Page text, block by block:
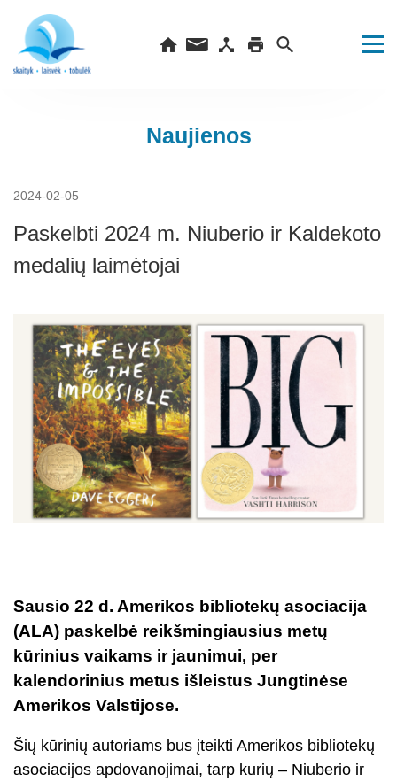
Naujienos
2024-02-05
Paskelbti 2024 m. Niuberio ir Kaldekoto
medalių laimėtojai
Sausio 22 d. Amerikos bibliotekų asociacija
(ALA) paskelbė reikšmingiausius metų
kūrinius vaikams ir jaunimui, per
kalendorinius metus išleistus Jungtinėse
Amerikos Valstijose.
Šių kūrinių autoriams bus įteikti Amerikos bibliotekų
asociacijos apdovanojimai, tarp kurių – Niuberio ir